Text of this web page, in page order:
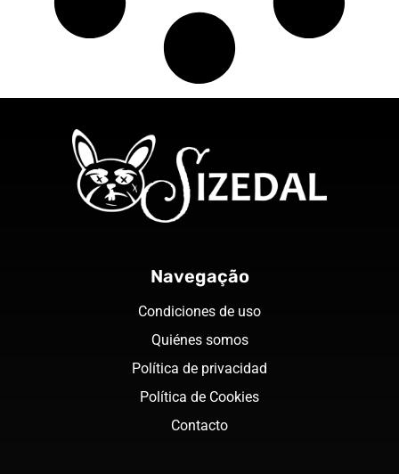
Navegação
Condiciones de uso
Quiénes somos
Política de privacidad
Política de Cookies
Contacto